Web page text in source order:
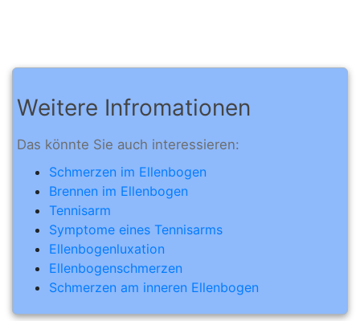
Weitere Infromationen
Das könnte Sie auch interessieren:
Schmerzen im Ellenbogen
Brennen im Ellenbogen
Tennisarm
Symptome eines Tennisarms
Ellenbogenluxation
Ellenbogenschmerzen
Schmerzen am inneren Ellenbogen